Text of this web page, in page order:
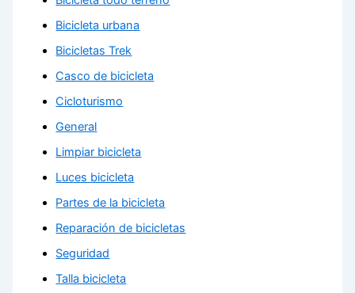
Bicicleta urbana
Bicicletas Trek
Casco de bicicleta
Cicloturismo
General
Limpiar bicicleta
Luces bicicleta
Partes de la bicicleta
Reparación de bicicletas
Seguridad
Talla bicicleta